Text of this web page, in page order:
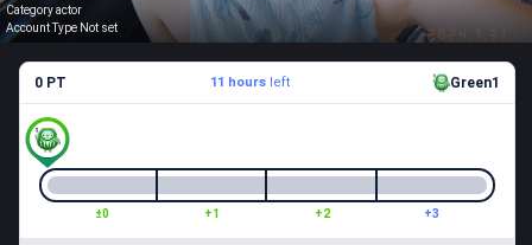
Category actor
Account Type Not set
0 PT 11 hoursleft Green1
±0 +1 +2 +3